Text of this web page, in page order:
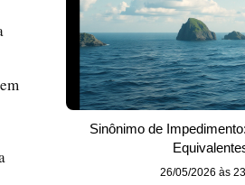
Sinônimo de
26/05/2026 às